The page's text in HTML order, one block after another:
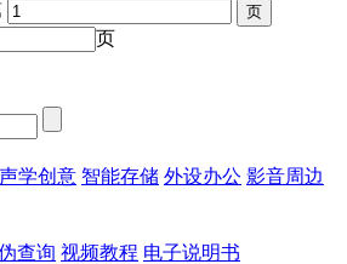
页
声学创意 智能存储 外设办公 影音周边
查询 视频教程 电子说明书